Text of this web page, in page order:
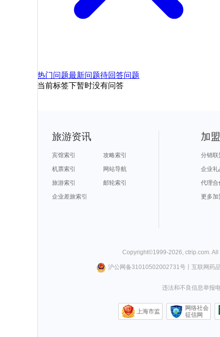
热门问题最新问题待回答问题
当前标签下暂时没有问答
旅游资讯
宾馆索引
攻略索引
机票索引
网站导航
旅游索引
邮轮索引
企业差旅索引
加
分销联
企业礼
代理合
更多加
Copyright©1999-2026, ctrip.com.
沪公网备31010502002731号丨 互联网药
违法和不良信息举报
上海市监
网络社会
征信网